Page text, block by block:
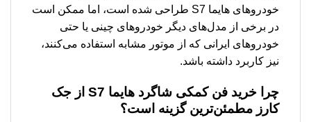
خودروهای هایما S7 طراحی شده است، اما ممکن است
در برخی از مدل‌های دیگر خودروهای چینی یا حتی
خودروهای ایرانی که از موتور مشابه استفاده می‌کنند،
نیز کاربرد داشته باشد.
چرا خرید فن کمکی شاگرد هایما S7
از جک
کارز مطمئن‌ترین گزینه است؟